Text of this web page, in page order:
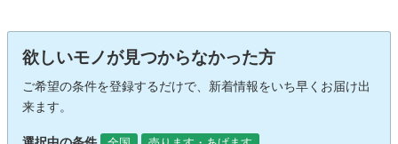
欲しいモノが見つからなかった方
ご希望の条件を登録するだけで、新着情報をいち早くお届け出
来ます。